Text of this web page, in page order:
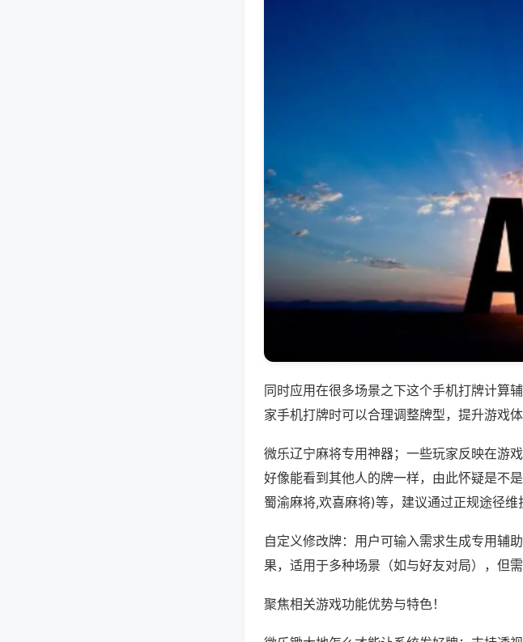
同时应用在很多场景之下这个手机打牌计算
家手机打牌时可以合理调整牌型，提升游戏
微乐辽宁麻将专用神器；一些玩家反映在游
好像能看到其他人的牌一样，由此怀疑是不
蜀渝麻将,欢喜麻将)等，建议通过正规途径维
自定义修改牌：用户可输入需求生成专用辅
果，适用于多种场景（如与好友对局），但
聚焦相关游戏功能优势与特色！